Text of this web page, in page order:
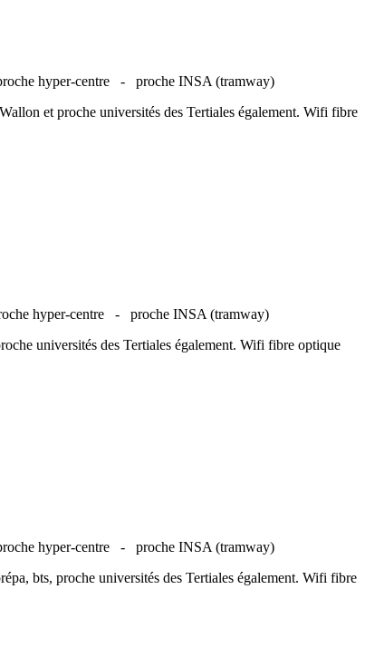
hyper-centre - proche INSA (tramway)
et proche universités des Tertiales également. Wifi fibre
hyper-centre - proche INSA (tramway)
universités des Tertiales également. Wifi fibre optique
hyper-centre - proche INSA (tramway)
bts, proche universités des Tertiales également. Wifi fibre